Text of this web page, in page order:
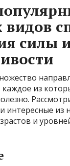
силы
каждое из
интересные из
и